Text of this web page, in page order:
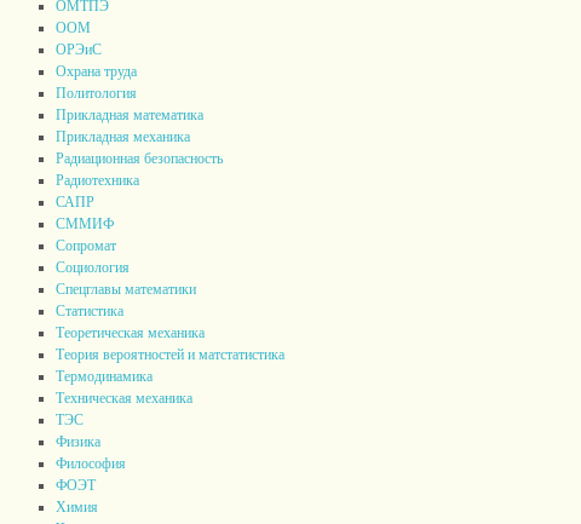
ОМТПЭ
ООМ
ОРЭиС
Охрана труда
Политология
Прикладная математика
Прикладная механика
Радиационная безопасность
Радиотехника
САПР
СММИФ
Сопромат
Социология
Спецглавы математики
Статистика
Теоретическая механика
Теория вероятностей и матстатистика
Термодинамика
Техническая механика
ТЭС
Физика
Философия
ФОЭТ
Химия